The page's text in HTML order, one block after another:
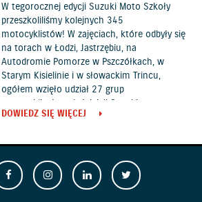
W tegorocznej edycji Suzuki Moto Szkoły
przeszkoliliśmy kolejnych 345
motocyklistów! W zajęciach, które odbyły się
na torach w Łodzi, Jastrzębiu, na
Autodromie Pomorze w Pszczółkach, w
Starym Kisielinie i w słowackim Trincu,
ogółem wzięło udział 27 grup
motocyklistów-właścicieli Suzuki.
DOWIEDZ SIĘ WIĘCEJ